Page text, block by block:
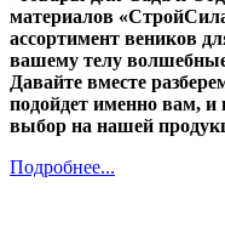
материалов
ассортимент веников
вашему телу
Давайте вместе
подойдет именно вам, и
выбор на нашей
Подробнее...